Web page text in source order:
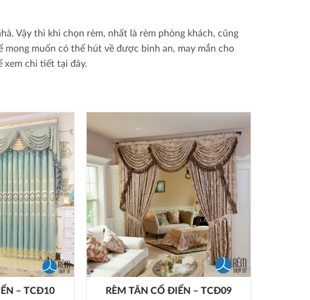
Vậy thì khi chọn rèm, nhất là rèm phòng khách, cũng
muốn có thể hút về được bình an, may mắn cho
xem chi tiết tại đây.
– TCĐ10 RÈM TÂN CỔ ĐIỂN – TCĐ09